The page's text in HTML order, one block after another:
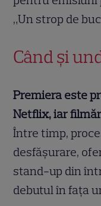
„Un strop de
Când și
Premiera este
Netflix, iar
Între timp,
desfășurare,
stand-up din
debutul în fața